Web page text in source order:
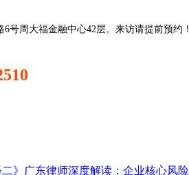
号周大福金融中心42层。来访请提前预约！